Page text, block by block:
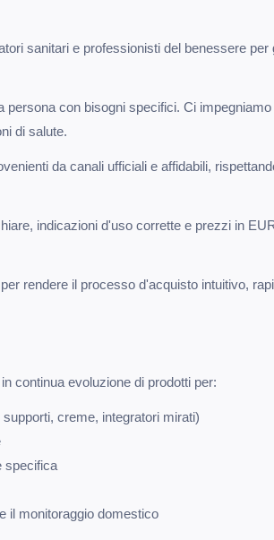
sanitari e professionisti del benessere per
persona con bisogni specifici. Ci
di salute.
da canali ufficiali e affidabili,
indicazioni d'uso corrette e prezzi in
rendere il processo d'acquisto intuitivo,
continua evoluzione di prodotti per:
creme, integratori mirati)
specifica
il monitoraggio domestico